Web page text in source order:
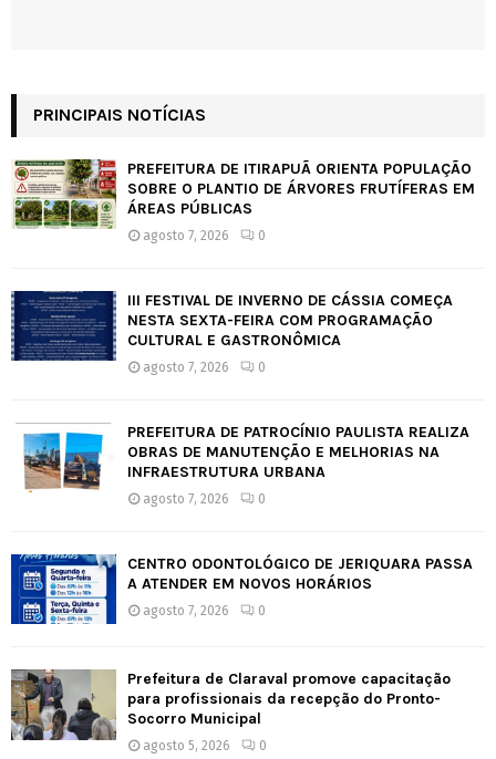
PRINCIPAIS NOTÍCIAS
PREFEITURA DE ITIRAPUÃ ORIENTA POPULAÇÃO
SOBRE O PLANTIO DE ÁRVORES FRUTÍFERAS EM
ÁREAS PÚBLICAS
agosto 7, 2026 0
III FESTIVAL DE INVERNO DE CÁSSIA COMEÇA
NESTA SEXTA-FEIRA COM PROGRAMAÇÃO
CULTURAL E GASTRONÔMICA
agosto 7, 2026 0
PREFEITURA DE PATROCÍNIO PAULISTA REALIZA
OBRAS DE MANUTENÇÃO E MELHORIAS NA
INFRAESTRUTURA URBANA
agosto 7, 2026 0
CENTRO ODONTOLÓGICO DE JERIQUARA PASSA
A ATENDER EM NOVOS HORÁRIOS
agosto 7, 2026 0
Prefeitura de Claraval promove capacitação
para profissionais da recepção do Pronto-
Socorro Municipal
agosto 5, 2026 0